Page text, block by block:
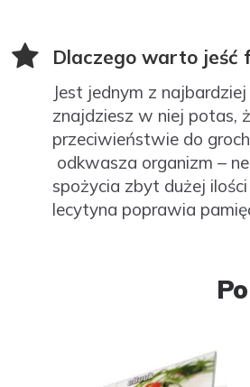
Dlaczego warto jeść
Jest jednym z
znajdziesz w niej potas,
przeciwieństwie do
odkwasza organizm –
spożycia zbyt dużej
lecytyna poprawia